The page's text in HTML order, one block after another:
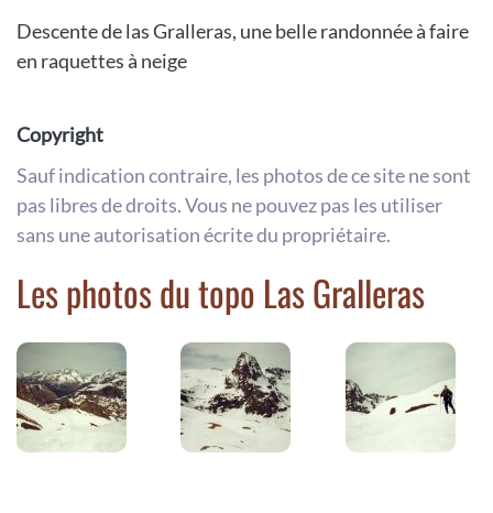
Descente de las Gralleras, une belle randonnée à faire
en raquettes à neige
Copyright
Sauf indication contraire, les photos de ce site ne sont
pas libres de droits. Vous ne pouvez pas les utiliser
sans une autorisation écrite du propriétaire.
Les photos du topo Las Gralleras